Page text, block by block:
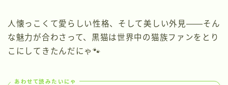
人懐っこくて愛らしい性格、そして美しい外見――そん
な魅力が合わさって、黒猫は世界中の猫族ファンをとり
こにしてきたんだにゃ🐾
あわせて読みたいにゃ